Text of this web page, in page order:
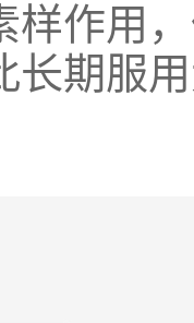
样作用
长期服